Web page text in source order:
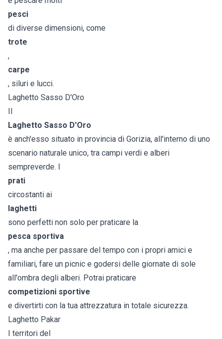
pesci
di diverse dimensioni, come
trote
,
carpe
, siluri e lucci.
Laghetto Sasso D'Oro
Laghetto Sasso D'Oro
è anch'esso situato in provincia di Gorizia, all'interno di uno
scenario naturale unico, tra campi verdi e alberi
sempreverde. I
prati
circostanti ai
laghetti
sono perfetti non solo per praticare la
pesca sportiva
, ma anche per passare del tempo con i propri amici e
familiari, fare un picnic e godersi delle giornate di sole
all'ombra degli alberi. Potrai praticare
competizioni sportive
e divertirti con la tua attrezzatura in totale sicurezza.
Laghetto Pakar
I territori del